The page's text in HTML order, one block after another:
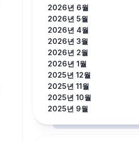
2026년 6월
2026년 5월
2026년 4월
2026년 3월
2026년 2월
2026년 1월
2025년 12월
2025년 11월
2025년 10월
2025년 9월